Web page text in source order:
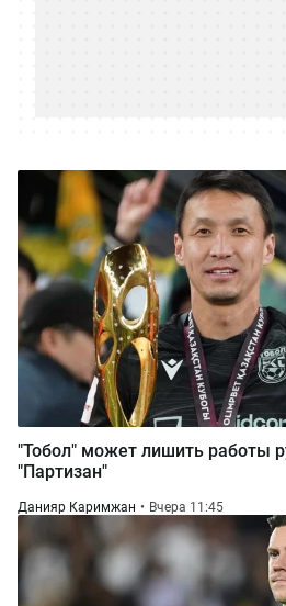
"Тобол" может лишить работы
"Партизан"
Данияр Каримжан Вчера 11:45